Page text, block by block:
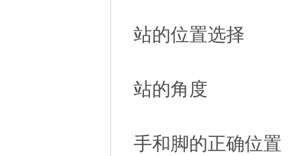
站的位置选择
站的角度
手和脚的正确位置